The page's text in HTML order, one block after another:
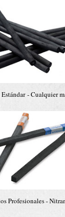
- Cualquier
Profesionales -